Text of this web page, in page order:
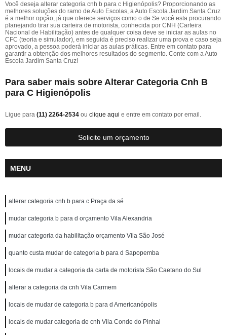
Você deseja alterar categoria cnh b para c Higienópolis? Proporcionando as
melhores soluções do ramo de Auto Escolas, a Auto Escola Jardim Santa Cruz
é a melhor opção, já que oferece serviços como o de Se você esta procurando
planejando tirar sua carteira de motorista, conhecida por CNH (Carteira
Nacional de Habilitação) antes de qualquer coisa deve se iniciar as aulas no
CFC (teoria e simulador), em seguida é preciso realizar uma prova e caso seja
aprovado, a pessoa poderá iniciar as aulas práticas. Entre em contato para
garantir a obtenção dos melhores resultados do segmento. Conte com a Auto
Escola Jardim Santa Cruz!
Para saber mais sobre Alterar Categoria Cnh B
para C Higienópolis
Ligue para (11) 2264-2534 ou clique aqui e entre em contato por email.
Solicite um orçamento
MENU
alterar categoria cnh b para c Praça da sé
mudar categoria b para d orçamento Vila Alexandria
mudar categoria da habilitação orçamento Vila São José
quanto custa mudar de categoria b para d Sapopemba
locais de mudar a categoria da carta de motorista São Caetano do Sul
alterar a categoria da cnh Vila Carmem
locais de mudar de categoria b para d Americanópolis
locais de mudar categoria de cnh Vila Conde do Pinhal